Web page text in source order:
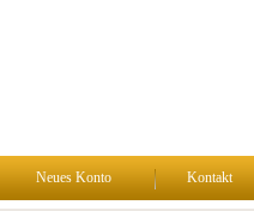
Neues Konto Kontakt